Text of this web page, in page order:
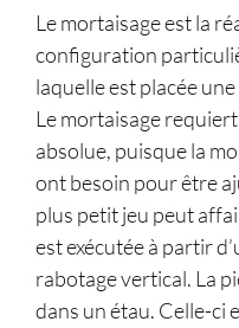
Le mortaisage est la
configuration
laquelle est placée
Le mortaisage
absolue, puisque la
ont besoin pour être
plus petit jeu peut
est exécutée à partir
rabotage vertical. La
dans un étau. Celle-ci